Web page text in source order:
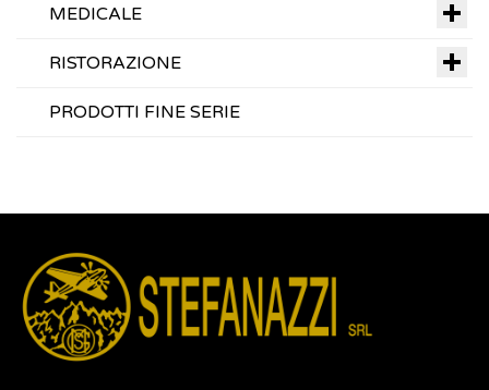
MEDICALE
RISTORAZIONE
PRODOTTI FINE SERIE